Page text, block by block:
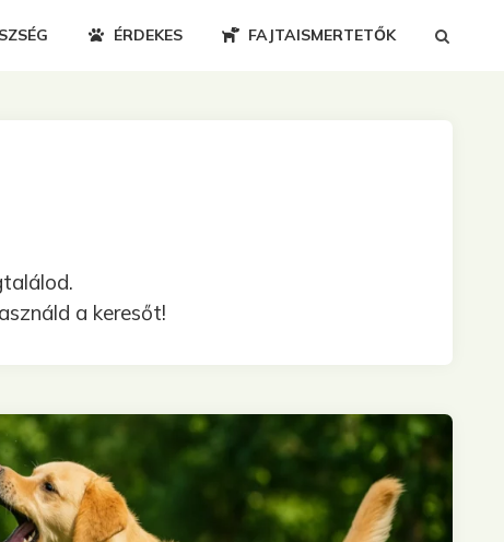
ÉRDEKES FAJTAISMERTETŐK
a keresőt!